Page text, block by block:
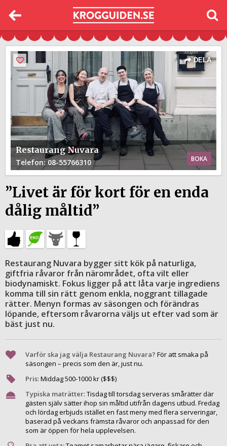
Restaurang Nuvara
Telefon: 08-55766310 BOKA
DELA
”Livet är för kort för en enda
dålig måltid”
Restaurang Nuvara bygger sitt kök på naturliga,
giftfria råvaror från närområdet, ofta vilt eller
biodynamiskt. Fokus ligger på att låta varje ingrediens
komma till sin rätt genom enkla, noggrant tillagade
rätter. Menyn formas av säsongen och förändras
löpande, eftersom råvarorna väljs ut efter vad som är
bäst just nu.
Varför ska jag välja Restaurang Nuvara? För att smaka på
säsongen – precis som den är, just nu.
Pris: Middag500-1000kr ($$$)
Typiska maträtter: Tisdag till torsdag serveras smårätter där
gästen själv sätter ihop sin måltid utifrån dagens utbud. Fredag
och lördag erbjuds istället en fast meny med flera serveringar,
baserad på veckans främsta råvaror och anpassad för den
som är öppen för hela upplevelsen.